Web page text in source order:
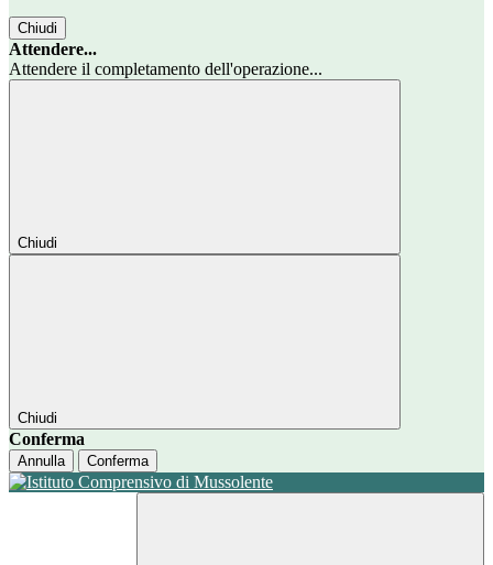
Chiudi
Attendere...
Attendere il completamento dell'operazione...
Chiudi
Chiudi
Conferma
Annulla Conferma